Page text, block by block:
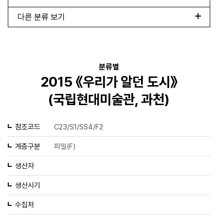
다른 분류 보기
분류별
2015 《우리가 알던 도시》
(국립현대미술관, 과천)
참조코드 C23/S1/SS4/F2
계층구분 파일(F)
생산자
생산시기
수집처